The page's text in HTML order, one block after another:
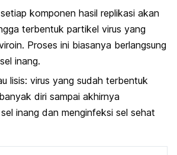
komponen hasil replikasi akan
terbentuk partikel virus yang
Proses ini biasanya berlangsung
inang.
lisis: virus yang sudah terbentuk
diri sampai akhirnya
inang dan menginfeksi sel sehat